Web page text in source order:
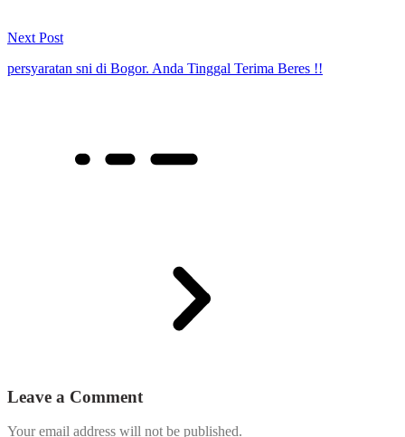
Next Post
persyaratan sni di Bogor. Anda Tinggal Terima Beres !!
Leave a Comment
Your email address will not be published.